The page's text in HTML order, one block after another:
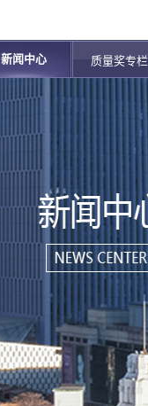
新闻中心 质量奖专栏